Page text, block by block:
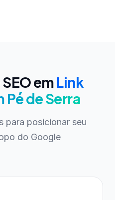
em Link
Pé de Serra
para posicionar seu
do Google